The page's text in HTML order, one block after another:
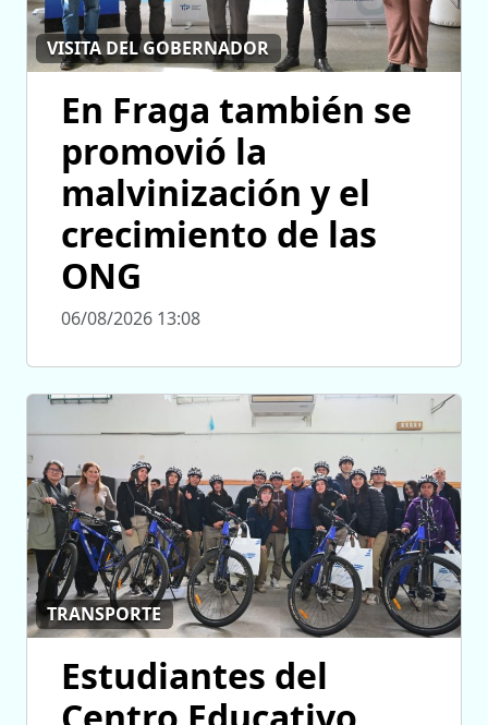
VISITA DEL GOBERNADOR
En Fraga también se
promovió la
malvinización y el
crecimiento de las
ONG
06/08/2026 13:08
TRANSPORTE
Estudiantes del